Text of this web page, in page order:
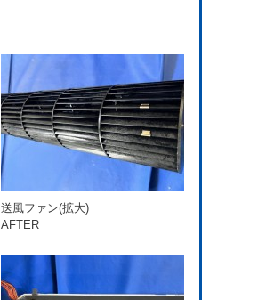
送風ファン(拡大)
AFTER